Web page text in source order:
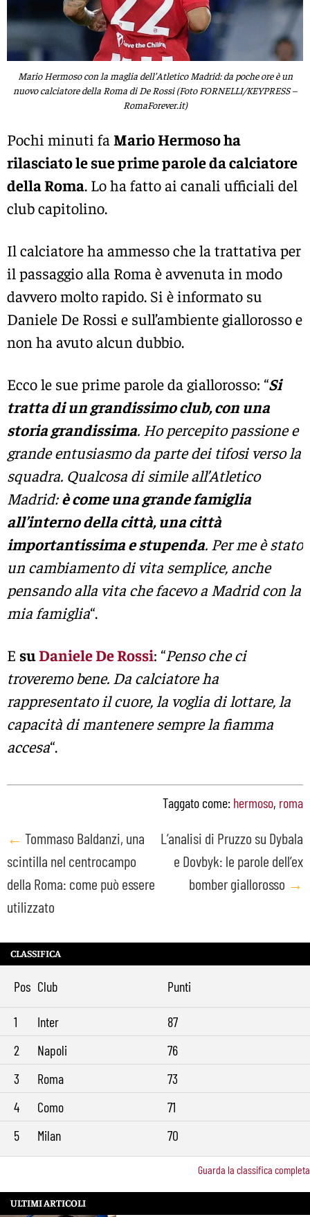
Mario Hermoso con la maglia dell’Atletico Madrid: da poche ore è un
nuovo calciatore della Roma di De Rossi (Foto FORNELLI/KEYPRESS –
RomaForever.it)
Pochi minuti fa Mario Hermoso ha
rilasciato le sue prime parole da calciatore
della Roma. Lo ha fatto ai canali ufficiali del
club capitolino.
Il calciatore ha ammesso che la trattativa per
il passaggio alla Roma è avvenuta in modo
davvero molto rapido. Si è informato su
Daniele De Rossi e sull’ambiente giallorosso e
non ha avuto alcun dubbio.
Ecco le sue prime parole da giallorosso: “Si
tratta di un grandissimo club, con una
storia grandissima. Ho percepito passione e
grande entusiasmo da parte dei tifosi verso la
squadra. Qualcosa di simile all’Atletico
Madrid:è come una grande famiglia
all’interno della città, una città
importantissima e stupenda. Per me è stato
un cambiamento di vita semplice, anche
pensando alla vita che facevo a Madrid con la
mia famiglia“.
E suDaniele De Rossi: “Penso che ci
troveremo bene. Da calciatore ha
rappresentato il cuore, la voglia di lottare, la
capacità di mantenere sempre la fiamma
accesa“.
Taggato come: hermoso, roma
Post
navigation
← Tommaso Baldanzi, una
scintilla nel centrocampo
della Roma: come può essere
utilizzato
L’analisi di Pruzzo su Dybala
e Dovbyk: le parole dell’ex
bomber giallorosso →
CLASSIFICA
Pos Club Punti
1 Inter
87
2
Napoli
76
3
Roma
73
4
Como
71
5
Milan 70
Guarda la classifica completa
ULTIMI ARTICOLI